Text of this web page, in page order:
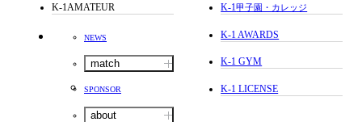
K-1AMATEUR
NEWS
match
SPONSOR
about
K-1甲子園・カレッジ
K-1 AWARDS
K-1 GYM
K-1 LICENSE